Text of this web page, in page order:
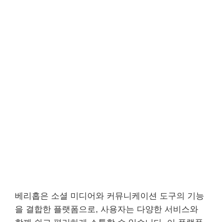
베리홉은 소셜 미디어와 커뮤니케이션 도구의 기능
을 결합한 플랫폼으로, 사용자는 다양한 서비스와